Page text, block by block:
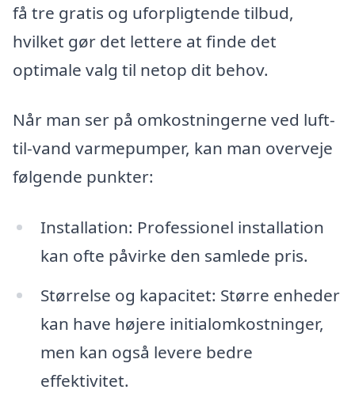
få tre gratis og uforpligtende tilbud,
hvilket gør det lettere at finde det
optimale valg til netop dit behov.
Når man ser på omkostningerne ved luft-
til-vand varmepumper, kan man overveje
følgende punkter:
Installation: Professionel installation
kan ofte påvirke den samlede pris.
Størrelse og kapacitet: Større enheder
kan have højere initialomkostninger,
men kan også levere bedre
effektivitet.